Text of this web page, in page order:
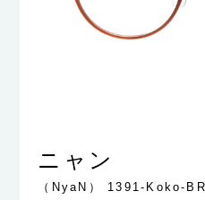
ニャン
（NyaN） 1391-Koko-BR